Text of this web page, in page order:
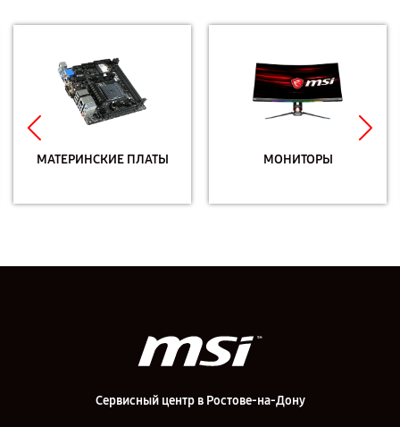
МАТЕРИНСКИЕ ПЛАТЫ МОНИТОРЫ
Сервисный центр в Ростове-на-Дону